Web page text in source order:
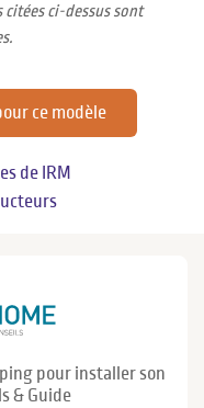
citées ci-dessus sont
ce modèle
de IRM
pour installer son
& Guide